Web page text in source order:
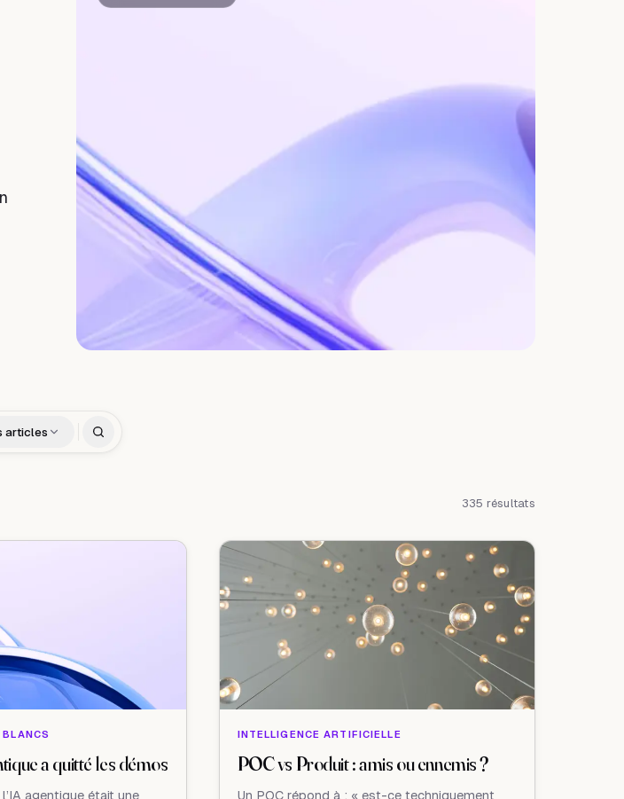
articles
335 résultats
a quitté les démos
agentique était une
INTELLIGENCE ARTIFICIELLE
POC vs Produit : amis ou ennemis ?
Un POC répond à : « est-ce techniquement